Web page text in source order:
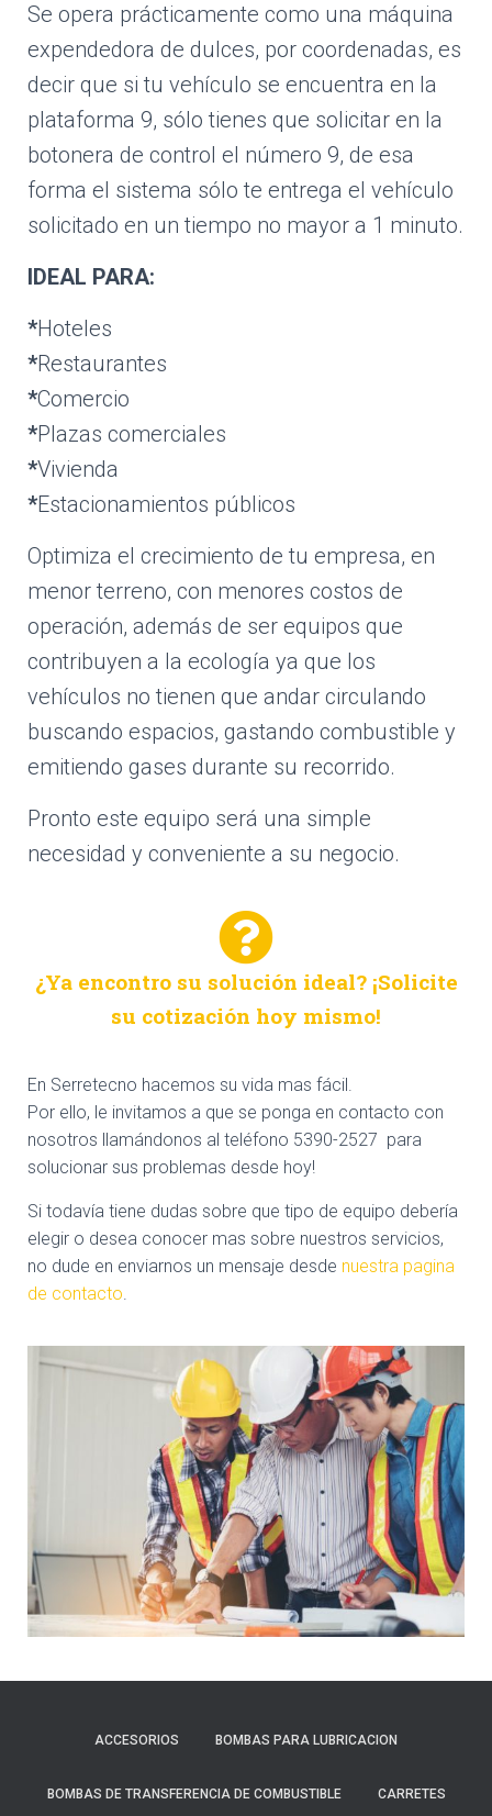
Se opera prácticamente como una máquina
expendedora de dulces, por coordenadas, es
decir que si tu vehículo se encuentra en la
plataforma 9, sólo tienes que solicitar en la
botonera de control el número 9, de esa
forma el sistema sólo te entrega el vehículo
solicitado en un tiempo no mayor a 1 minuto.
IDEAL PARA:
*Hoteles
*Restaurantes
*Comercio
*Plazas comerciales
*Vivienda
*Estacionamientos públicos
Optimiza el crecimiento de tu empresa, en
menor terreno, con menores costos de
operación, además de ser equipos que
contribuyen a la ecología ya que los
vehículos no tienen que andar circulando
buscando espacios, gastando combustible y
emitiendo gases durante su recorrido.
Pronto este equipo será una simple
necesidad y conveniente a su negocio.
¿Ya encontro su solución ideal? ¡Solicite
su cotización hoy mismo!
En Serretecno hacemos su vida mas fácil.
Por ello, le invitamos a que se ponga en contacto con
nosotros llamándonos al teléfono 5390-2527 para
solucionar sus problemas desde hoy!
Si todavía tiene dudas sobre que tipo de equipo debería
elegir o desea conocer mas sobre nuestros servicios,
no dude en enviarnos un mensaje desde nuestra pagina
de contacto.
ACCESORIOS BOMBAS PARA LUBRICACION
BOMBAS DE TRANSFERENCIA DE COMBUSTIBLE CARRETES